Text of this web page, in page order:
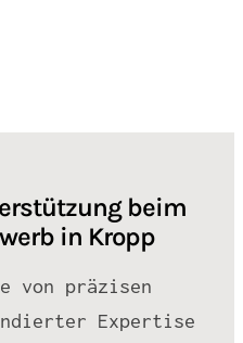
beim
in Kropp
von präzisen
Expertise